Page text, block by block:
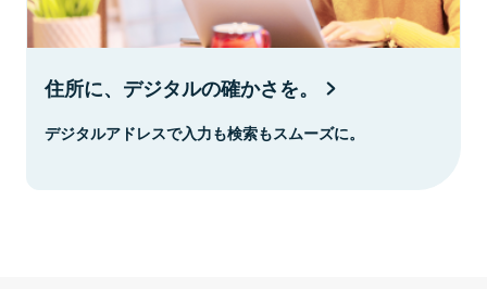
住所に、デジタルの確かさを。
デジタルアドレスで入力も検索もスムーズに。